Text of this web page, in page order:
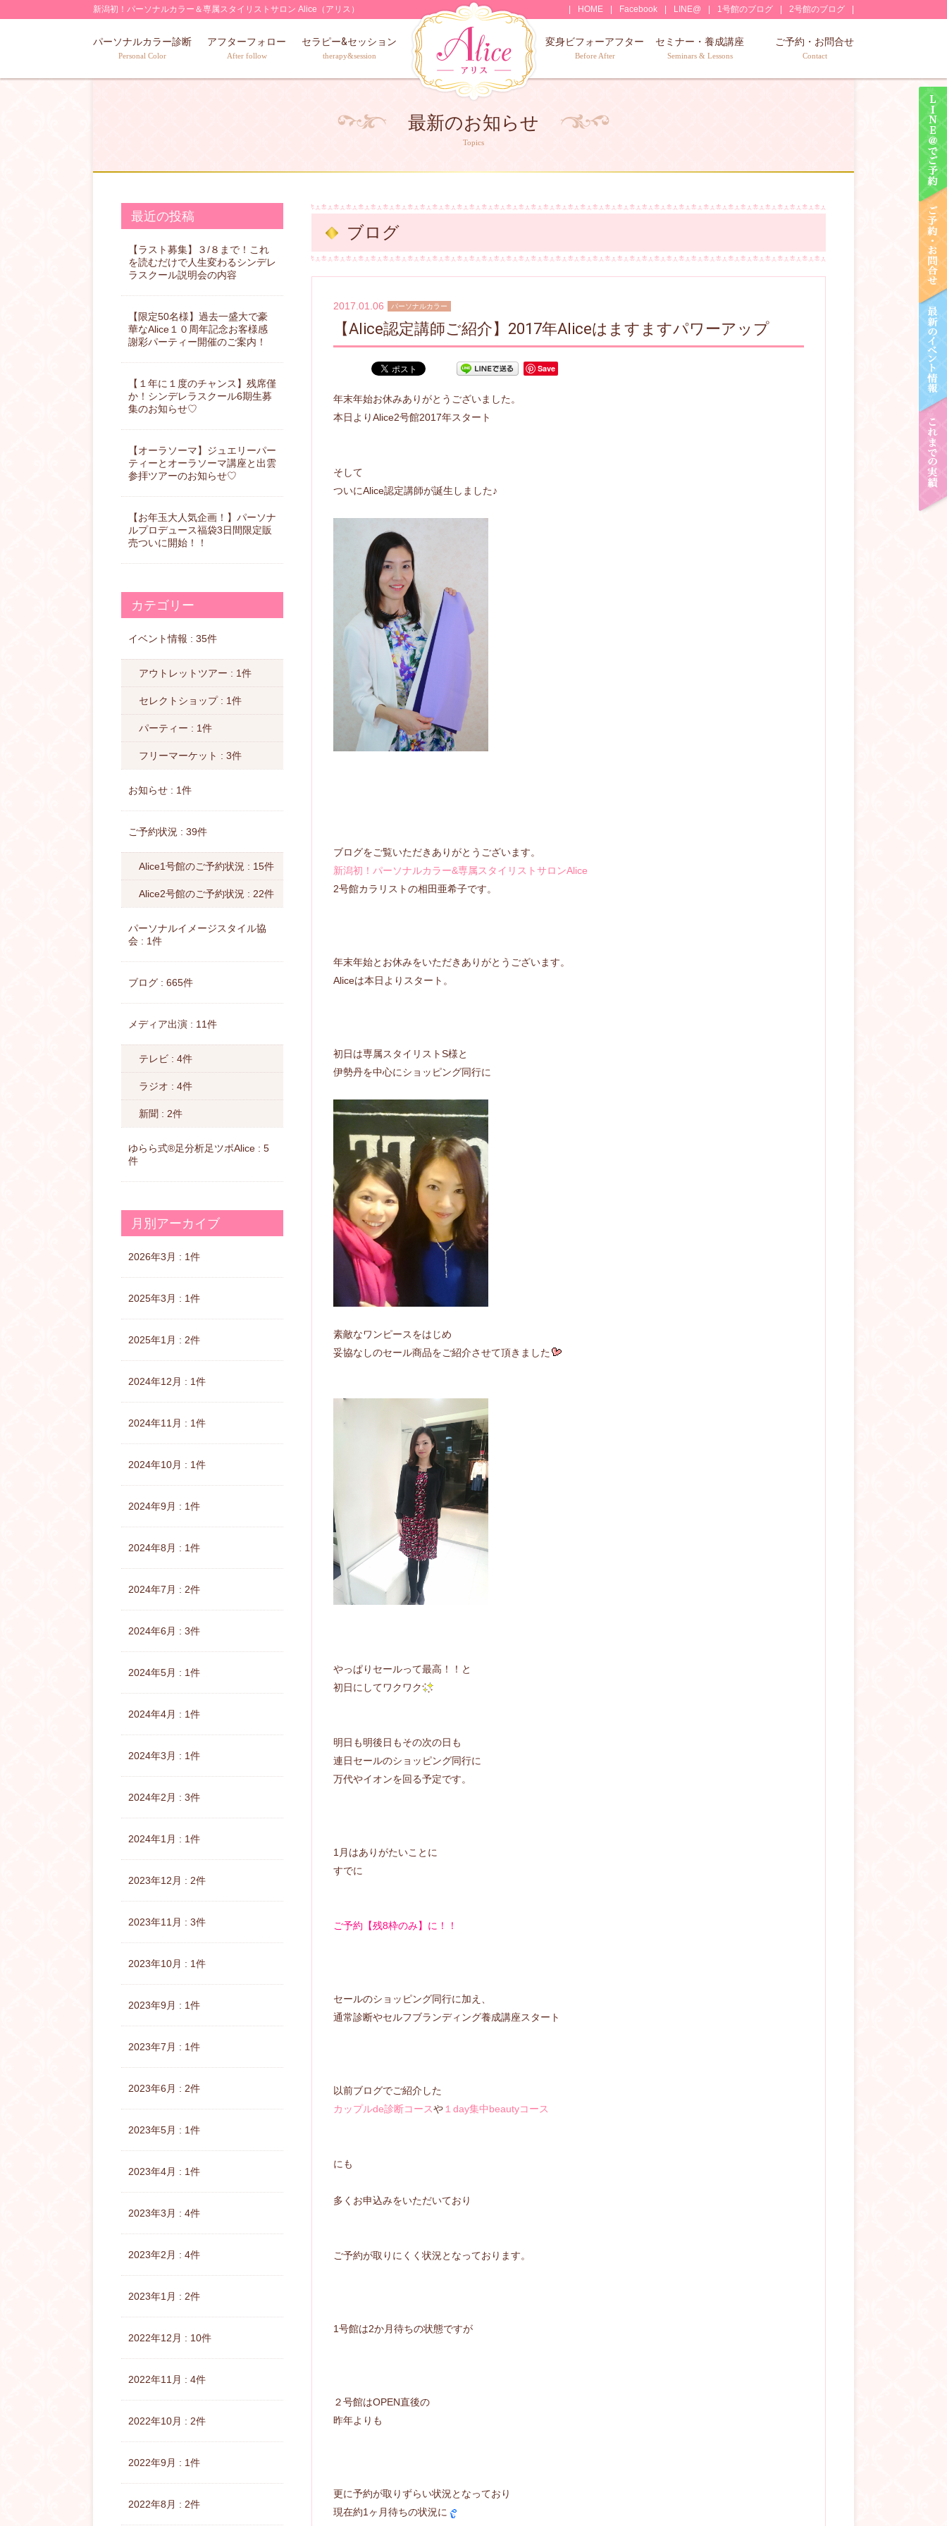
新潟初！パーソナルカラー＆専属スタイリストサロン Alice（アリス） HOME Facebook LINE@ 1号館のブログ 2号館のブログ
パーソナルカラー診断
Personal Color
アフターフォロー
After follow
セラピー&セッション
therapy&session
変身ビフォーアフター
Before After
セミナー・養成講座
Seminars & Lessons
ご予約・お問合せ
Contact
最新のお知らせ
Topics
ブログ
2017.01.06 パーソナルカラー
【Alice認定講師ご紹介】2017年Aliceはますますパワーアップ
Save
年末年始お休みありがとうございました。
本日よりAlice2号館2017年スタート
そして
ついにAlice認定講師が誕生しました♪
ブログをご覧いただきありがとうございます。
新潟初！パーソナルカラー&専属スタイリストサロンAlice
2号館カラリストの相田亜希子です。
年末年始とお休みをいただきありがとうございます。
Aliceは本日よりスタート。
初日は専属スタイリストS様と
伊勢丹を中心にショッピング同行に
素敵なワンピースをはじめ
妥協なしのセール商品をご紹介させて頂きました
やっぱりセールって最高！！と
初日にしてワクワク
明日も明後日もその次の日も
連日セールのショッピング同行に
万代やイオンを回る予定です。
1月はありがたいことに
すでに
ご予約【残8枠のみ】に！！
セールのショッピング同行に加え、
通常診断やセルフブランディング養成講座スタート
以前ブログでご紹介した
カップルde診断コースや １day集中beautyコース
にも
多くお申込みをいただいており
ご予約が取りにくく状況となっております。
1号館は2か月待ちの状態ですが
２号館はOPEN直後の
昨年よりも
更に予約が取りずらい状況となっており
現在約1ヶ月待ちの状況に
最近の投稿
【ラスト募集】３/８まで！これ
を読むだけで人生変わるシンデレ
ラスクール説明会の内容
【限定50名様】過去一盛大で豪
華なAlice１０周年記念お客様感
謝彩パーティー開催のご案内！
【１年に１度のチャンス】残席僅
か！シンデレラスクール6期生募
集のお知らせ♡
【オーラソーマ】ジュエリーパー
ティーとオーラソーマ講座と出雲
参拝ツアーのお知らせ♡
【お年玉大人気企画！】パーソナ
ルプロデュース福袋3日間限定販
売ついに開始！！
カテゴリー
イベント情報 : 35件
アウトレットツアー : 1件
セレクトショップ : 1件
パーティー : 1件
フリーマーケット : 3件
お知らせ : 1件
ご予約状況 : 39件
Alice1号館のご予約状況 : 15件
Alice2号館のご予約状況 : 22件
パーソナルイメージスタイル協
会 : 1件
ブログ : 665件
メディア出演 : 11件
テレビ : 4件
ラジオ : 4件
新聞 : 2件
ゆらら式®︎足分析足ツボAlice : 5
件
月別アーカイブ
2026年3月 : 1件
2025年3月 : 1件
2025年1月 : 2件
2024年12月 : 1件
2024年11月 : 1件
2024年10月 : 1件
2024年9月 : 1件
2024年8月 : 1件
2024年7月 : 2件
2024年6月 : 3件
2024年5月 : 1件
2024年4月 : 1件
2024年3月 : 1件
2024年2月 : 3件
2024年1月 : 1件
2023年12月 : 2件
2023年11月 : 3件
2023年10月 : 1件
2023年9月 : 1件
2023年7月 : 1件
2023年6月 : 2件
2023年5月 : 1件
2023年4月 : 1件
2023年3月 : 4件
2023年2月 : 4件
2023年1月 : 2件
2022年12月 : 10件
2022年11月 : 4件
2022年10月 : 2件
2022年9月 : 1件
2022年8月 : 2件